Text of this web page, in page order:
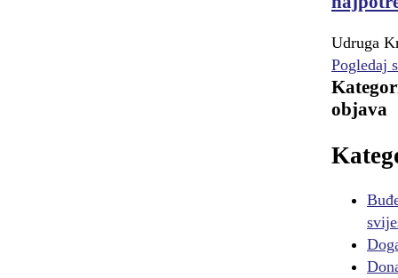
Udruga
Pogledaj
objava